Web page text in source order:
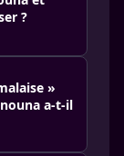
?
»
a-t-il